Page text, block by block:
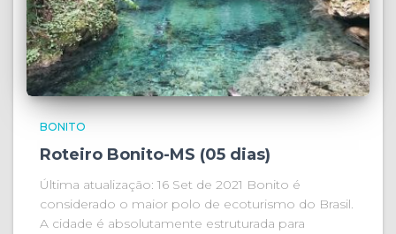
BONITO
Roteiro Bonito-MS (05 dias)
Última atualização: 16 Set de 2021 Bonito é
considerado o maior polo de ecoturismo do Brasil.
A cidade é absolutamente estruturada para